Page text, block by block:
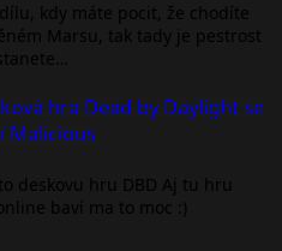
kdy máte pocit, že chodíte
Marsu, tak tady je pestrost
hra Dead by Daylight se
Malicious
deskovu hru DBD Aj tu hru
baví ma to moc :)